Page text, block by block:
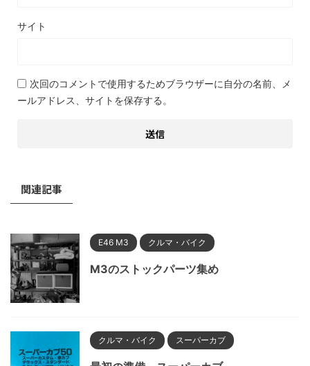
サイト
次回のコメントで使用するためブラウザーに自分の名前、メ
ールアドレス、サイトを保存する。
関連記事
E46 M3 クルマ・バイク
M3のストックパーツ集め
クルマ・バイク スーパーカブ